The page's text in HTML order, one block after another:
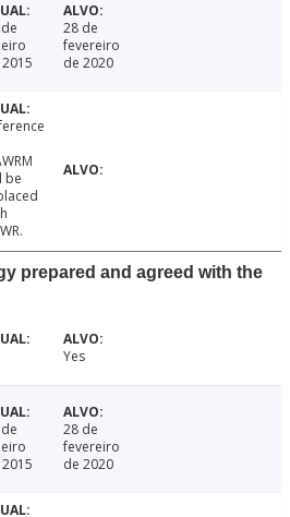
28 de
fevereiro
de 2020
be
prepared and agreed with the
Yes
28 de
fevereiro
de 2020